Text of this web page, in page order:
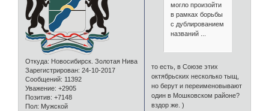
Откуда: Новосибирск. Золотая Нива
Зарегистрирован: 24-10-2017
Сообщений: 11392
Уважение: +2905
Позитив: +7148
Пол: Мужской
могло произойти
в рамках борьбы
с дублированием
названий ...
то есть, в Союзе этих
октябрьских несколько тыщ,
но берут и переименовывают
один в Мошковском районе?
вздор же. )